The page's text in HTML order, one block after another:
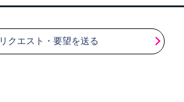
リクエスト・要望を送る